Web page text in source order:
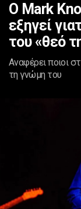
Ο Mark
εξηγεί
του «θεό
Αναφέρει ποιοι
τη γνώμη του